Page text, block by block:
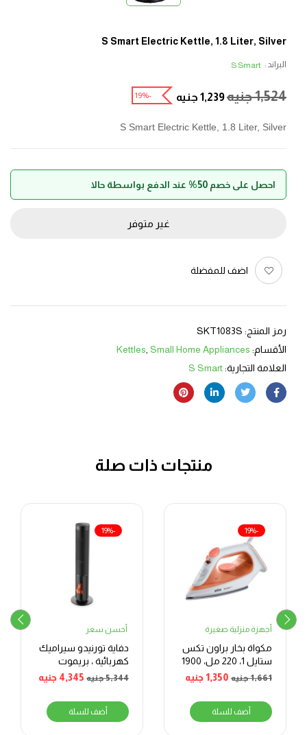
S Smart Electric Kettle, 1.8 Liter, Silver
البراند : S Smart
1,524جنيه1,239 جنيه -19%
S Smart Electric Kettle, 1.8 Liter, Silver
احصل على خصم 50% عند الدفع بواسطة حالا
غير متوفر
اضف للمفضلة
رمز المنتج: SKT1083S
الأقسام:
Kettles Small Home Appliances
العلامة التجارية:S Smart
منتجات ذات صلة
-19%
أجهزة منزلية صغيرة
مكواة بخار براون تكس
ستايل 1، 220 مل، 1900
واط، برتقالي وأبيض –
1,661جنيه 1,350جنيه
أضف للسلة
-19%
أحسن سعر
دفاية تورنيدو سيراميك
كهربائية ، بريموت
كنترول، 2000 وات،
5,344جنيه 4,345 جنيه
أضف للسلة